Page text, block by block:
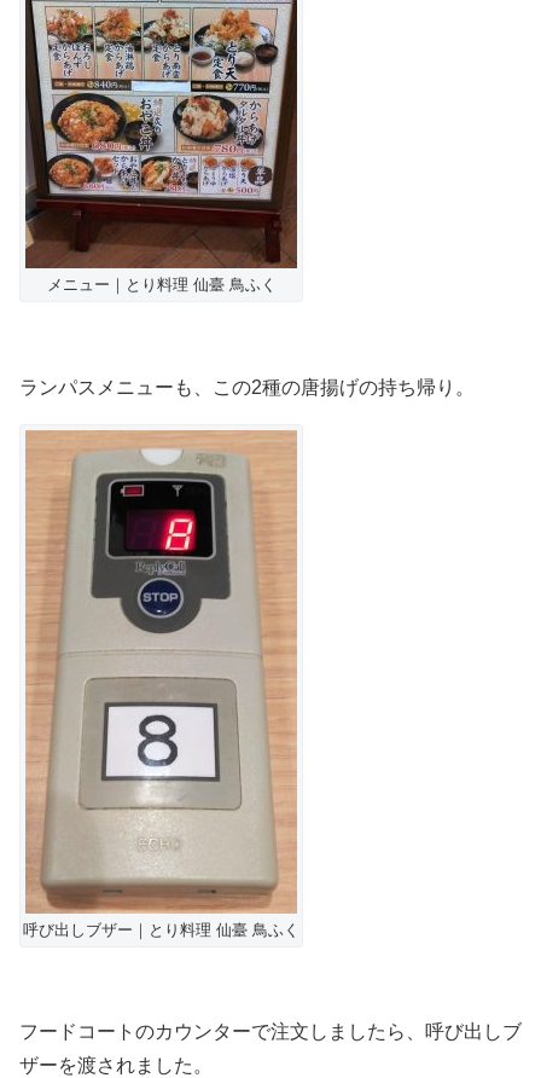
メニュー｜とり料理 仙臺 鳥ふく
ランパスメニューも、この2種の唐揚げの持ち帰り。
呼び出しブザー｜とり料理 仙臺 鳥ふく
フードコートのカウンターで注文しましたら、呼び出しブ
ザーを渡されました。